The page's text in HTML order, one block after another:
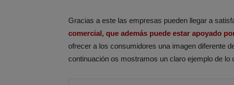
Gracias a este las empresas pueden llegar a
comercial, que además puede estar apoyado
ofrecer a los consumidores una imagen diferente
continuación os mostramos un claro ejemplo de lo